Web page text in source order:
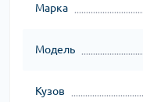
Марка
Модель
Кузов